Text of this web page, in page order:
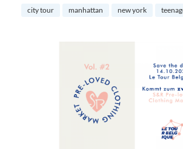
city tour manhattan new york